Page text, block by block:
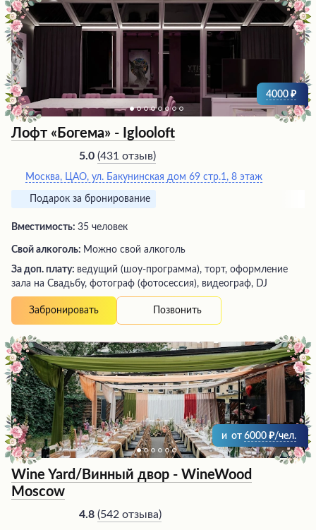
4000
Лофт «Богема» - Iglooloft
5.0 (431 отзыв)
Москва, ЦАО, ул. Бакунинская дом 69 стр.1, 8 этаж
Подарок за бронирование
Вместимость: 35 человек
Свой алкоголь: Можно свой алкоголь
За доп. плату: ведущий (шоу-программа), торт, оформление
зала на Свадьбу, фотограф (фотосессия), видеограф, DJ
Забронировать Позвонить
и от 6000 /чел.
Wine Yard/Винный двор - WineWood
Moscow
4.8 (542 отзыва)